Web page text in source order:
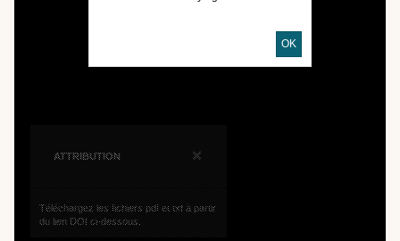
ATTRIBUTION ×
Téléchargez les fichiers pdf et txt à partir
du lien DOI ci-dessous.
OK